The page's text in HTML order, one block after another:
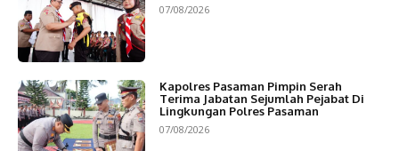
07/08/2026
Kapolres Pasaman Pimpin Serah
Terima Jabatan Sejumlah Pejabat Di
Lingkungan Polres Pasaman
07/08/2026